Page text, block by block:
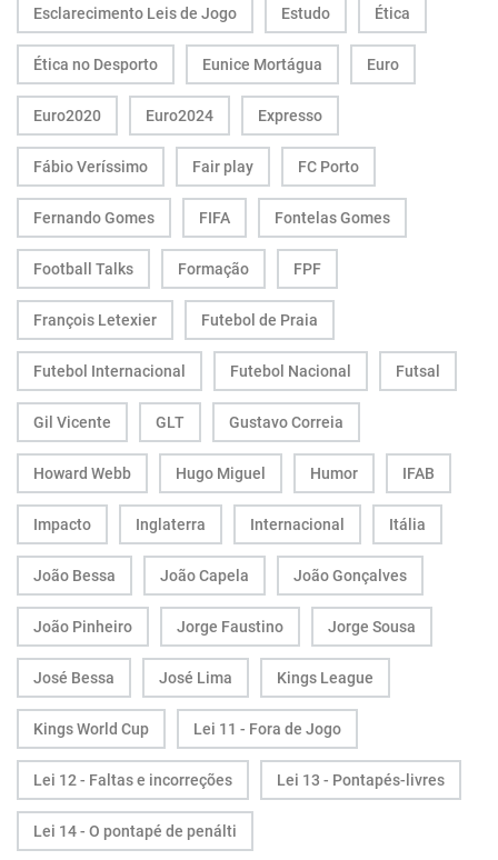
Esclarecimento Leis de Jogo Estudo Ética
Ética no Desporto Eunice Mortágua Euro
Euro2020 Euro2024 Expresso
Fábio Veríssimo Fair play FC Porto
Fernando Gomes FIFA Fontelas Gomes
Football Talks Formação FPF
François Letexier Futebol de Praia
Futebol Internacional Futebol Nacional Futsal
Gil Vicente GLT Gustavo Correia
Howard Webb Hugo Miguel Humor IFAB
Impacto Inglaterra Internacional Itália
João Bessa João Capela João Gonçalves
João Pinheiro Jorge Faustino Jorge Sousa
José Bessa José Lima Kings League
Kings World Cup Lei 11 - Fora de Jogo
Lei 12 - Faltas e incorreções Lei 13 - Pontapés-livres
Lei 14 - O pontapé de penálti